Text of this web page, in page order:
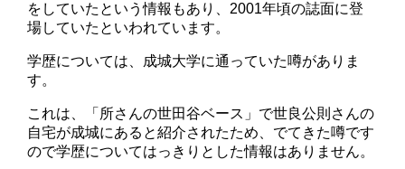
をしていたという情報もあり、2001年頃の誌面に登
場していたといわれています。
学歴については、成城大学に通っていた噂がありま
す。
これは、「所さんの世田谷ベース」で世良公則さんの
自宅が成城にあると紹介されたため、でてきた噂です
ので学歴についてはっきりとした情報はありません。